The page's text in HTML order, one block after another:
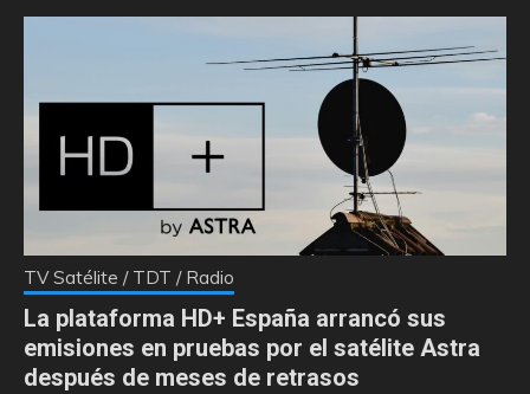
TV Satélite / TDT / Radio
La plataforma HD+ España arrancó sus
emisiones en pruebas por el satélite Astra
después de meses de retrasos